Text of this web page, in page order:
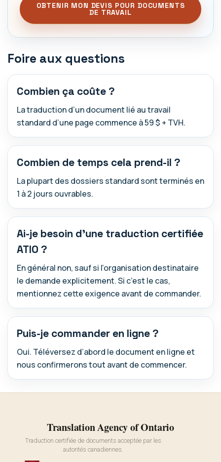
OBTENIR MON DEVIS POUR DOCUMENTS
DE TRAVAIL
Foire aux questions
Combien ça coûte ?
La traduction d’un document lié au travail
standard d’une page commence à 59 $ + TVH.
Combien de temps cela prend-il ?
La plupart des dossiers standard sont terminés en
1 à 2 jours ouvrables.
Ai-je besoin d’une traduction certifiée
ATIO ?
En général non, sauf si l’organisation destinataire
le demande explicitement. Si c’est le cas,
mentionnez cette exigence avant de commander.
Puis-je commander en ligne ?
Oui. Téléversez d’abord le document en ligne et
nous confirmerons tout avant de commencer.
Translation Agency of Ontario
Traduction certifiée de documents acceptée par les
autorités canadiennes.